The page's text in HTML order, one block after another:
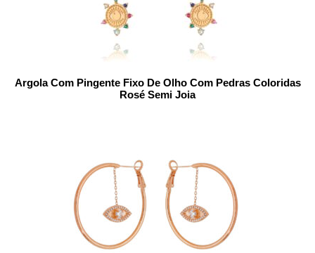
Argola Com Pingente Fixo De Olho Com Pedras Coloridas
Rosé Semi Joia